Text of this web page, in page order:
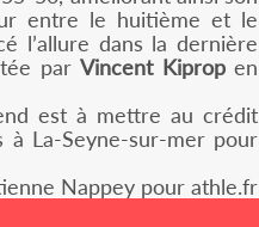
entre le huitième et le
l’allure dans la dernière
parVincent Kipropen
est à mettre au crédit
à La-Seyne-sur-mer pour
Nappey pour athle.fr